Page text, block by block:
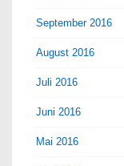
September 2016
August 2016
Juli 2016
Juni 2016
Mai 2016